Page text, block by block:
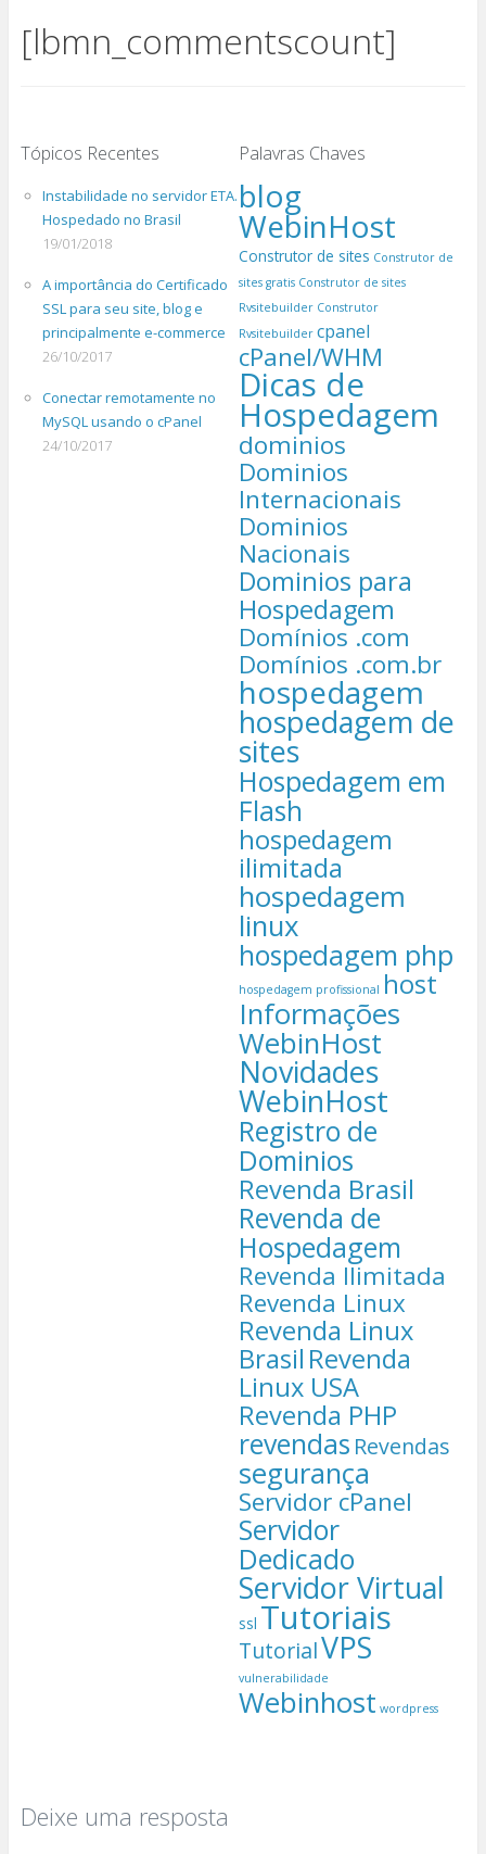
[lbmn_commentscount]
Tópicos Recentes
Instabilidade no servidor ETA.
Hospedado no Brasil
19/01/2018
A importância do Certificado
SSL para seu site, blog e
principalmente e-commerce
26/10/2017
Conectar remotamente no
MySQL usando o cPanel
24/10/2017
Palavras Chaves
blog
WebinHost
Construtor de sites Construtor de
sites gratis Construtor de sites
Rvsitebuilder Construtor
Rvsitebuilder cpanel
cPanel/WHM
Dicas de
Hospedagem
dominios
Dominios
Internacionais
Dominios
Nacionais
Dominios para
Hospedagem
Domínios .com
Domínios .com.br
hospedagem
hospedagem de
sites
Hospedagem em
Flash
hospedagem
ilimitada
hospedagem
linux
hospedagem php
hospedagem profissional host
Informações
WebinHost
Novidades
WebinHost
Registro de
Dominios
Revenda Brasil
Revenda de
Hospedagem
Revenda Ilimitada
Revenda Linux
Revenda Linux
Brasil Revenda
Linux USA
Revenda PHP
revendas Revendas
segurança
Servidor cPanel
Servidor
Dedicado
Servidor Virtual
ssl Tutoriais
TutorialVPS
vulnerabilidade
Webinhost wordpress
Deixe uma resposta